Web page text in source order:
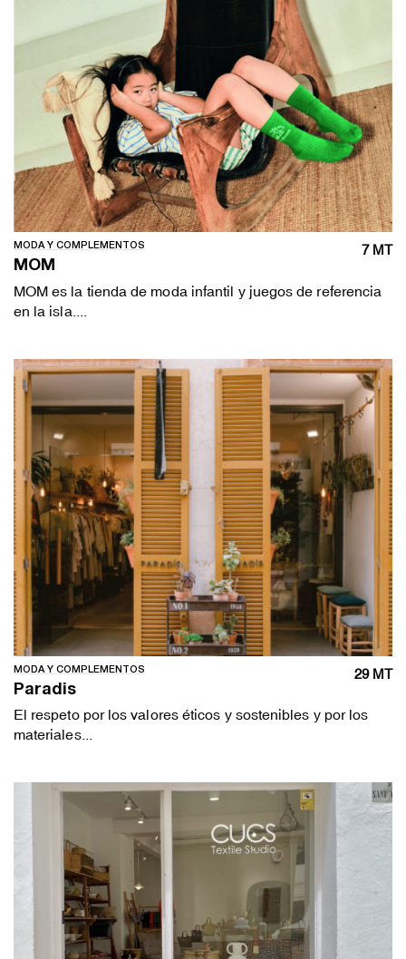
MODA Y COMPLEMENTOS 7 MT
MOM
MOM es la tienda de moda infantil y juegos de referencia
en la isla....
MODA Y COMPLEMENTOS 29 MT
Paradis
El respeto por los valores éticos y sostenibles y por los
materiales...